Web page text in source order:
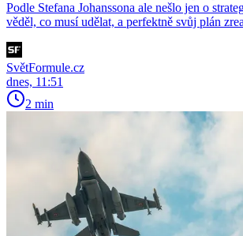
Podle Stefana Johanssona ale nešlo jen o
věděl, co musí udělat, a perfektně svůj plán
SvětFormule.cz
dnes, 11:51
2 min